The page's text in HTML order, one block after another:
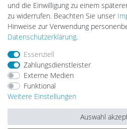
Impressum
Barrierefreiheitserklärung
und die Einwilligung zu einem
zu widerrufen. Beachten Sie unser
Hinweise zur Verwendung
Daten­schutz­erklärung.
Essenziell
Zahlungsdienstleister
Externe Medien
Funktional
Weitere Einstellungen
Auswahl